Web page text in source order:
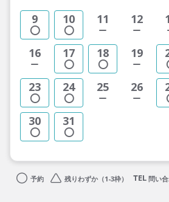
9 10 11 12
16 17 18 19
23 24 25 26
30 31
予約 残りわずか（1-3枠） 問い